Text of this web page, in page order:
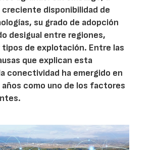
creciente disponibilidad de
su grado de adopción
desigual entre regiones,
de explotación. Entre las
que explican esta
conectividad ha emergido en
como uno de los factores